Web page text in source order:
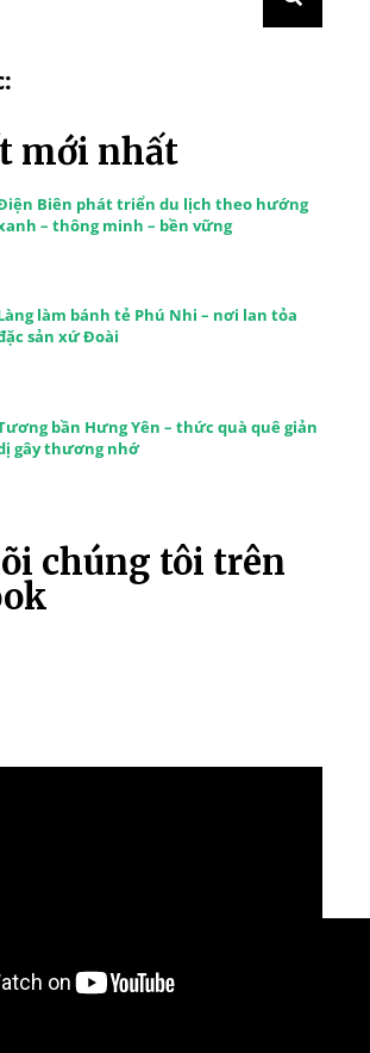
mới nhất
Biên phát triển du lịch theo hướng
– thông minh – bền vững
làm bánh tẻ Phú Nhi – nơi lan tỏa
sản xứ Đoài
bần Hưng Yên – thức quà quê giản
gây thương nhớ
chúng tôi trên